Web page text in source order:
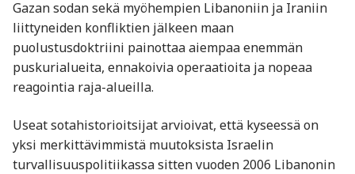
Gazan sodan sekä myöhempien Libanoniin ja Iraniin
liittyneiden konfliktien jälkeen maan
puolustusdoktriini painottaa aiempaa enemmän
puskurialueita, ennakoivia operaatioita ja nopeaa
reagointia raja-alueilla.
Useat sotahistorioitsijat arvioivat, että kyseessä on
yksi merkittävimmistä muutoksista Israelin
turvallisuuspolitiikassa sitten vuoden 2006 Libanonin